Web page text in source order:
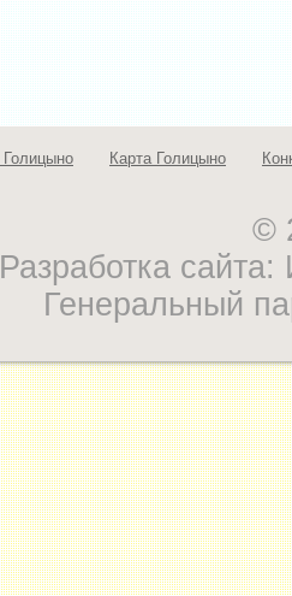
Карта Голицыно
©
Разработка
Генеральный